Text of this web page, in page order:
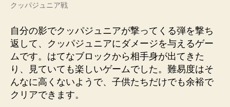
クッパジュニア戦
自分の影でクッパジュニアが撃ってくる弾を撃ち
返して、クッパジュニアにダメージを与えるゲー
ムです。はてなブロックから相手身が出てきた
り、見ていても楽しいゲームでした。難易度はそ
んなに高くないようで、子供たちだけでも余裕で
クリアできます。